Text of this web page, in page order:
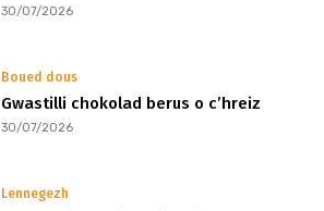
30/07/2026
Boued dous
Gwastilli chokolad berus o c’hreiz
30/07/2026
Lennegezh